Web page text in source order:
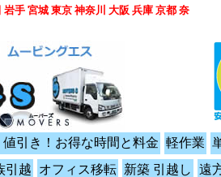
値引き！お得な時間と料金 軽作業
引越 オフィス移転 新築 引越し 遠
手 宮城 東京 神奈川 大阪 兵庫 京都 奈